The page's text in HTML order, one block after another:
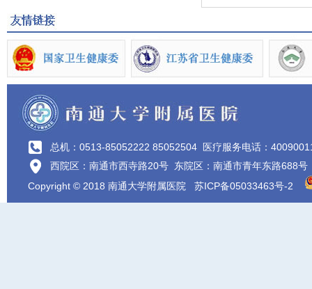
总机：0513-85052222 85052504 医疗服务电话：
西院区：南通市西寺路20号 东院区：南通市青年东路688号
Copyright © 2018 南通大学附属医院 苏ICP备05033463号-2